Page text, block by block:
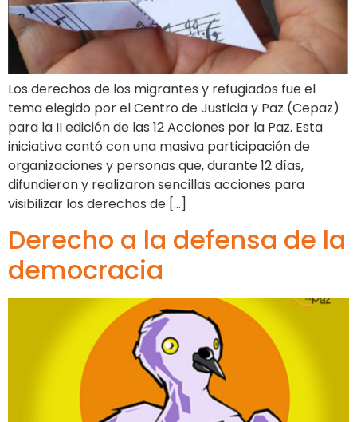
Los derechos de los migrantes y refugiados fue el
tema elegido por el Centro de Justicia y Paz (Cepaz)
para la II edición de las 12 Acciones por la Paz. Esta
iniciativa contó con una masiva participación de
organizaciones y personas que, durante 12 días,
difundieron y realizaron sencillas acciones para
visibilizar los derechos de […]
Derecho a la defensa de la
democracia